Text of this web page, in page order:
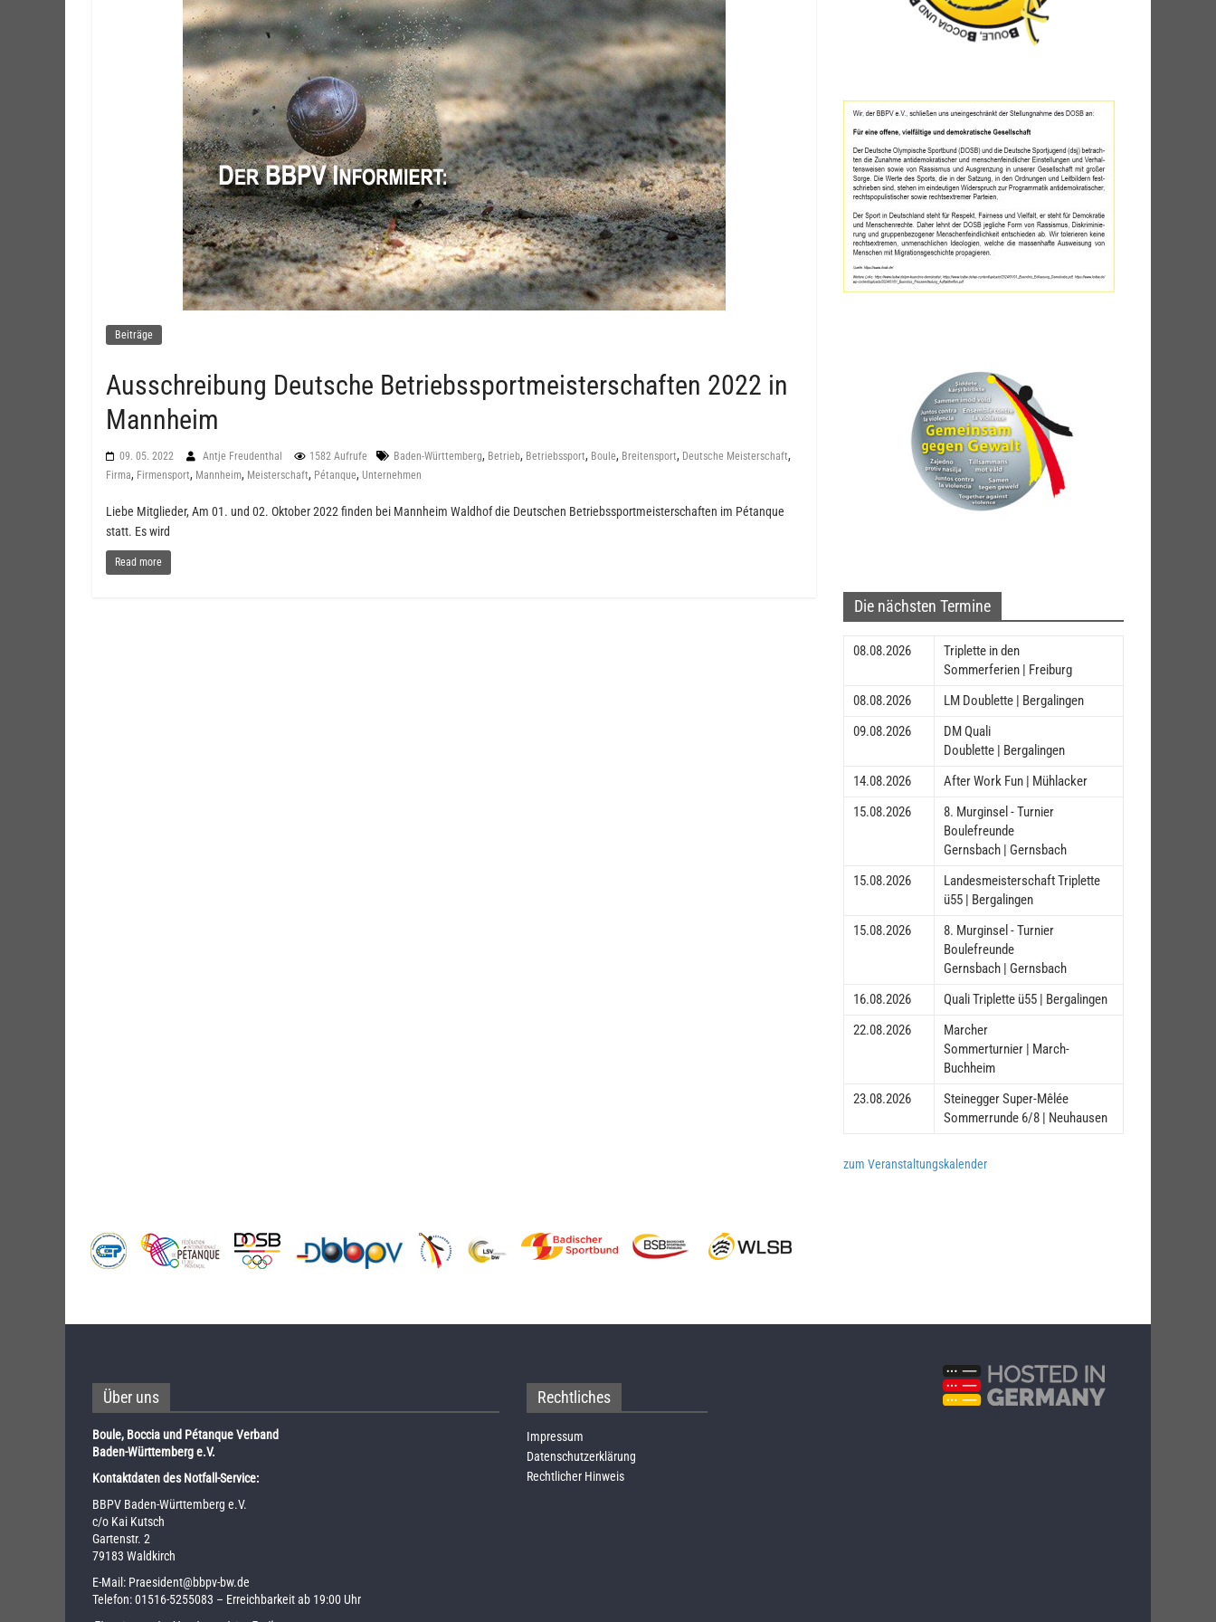
Beiträge
Ausschreibung Deutsche Betriebssportmeisterschaften 2022 in
Mannheim
09. 05. 2022 Antje Freudenthal 1582 Aufrufe Baden-Württemberg, Betrieb, Betriebssport, Boule, Breitensport, Deutsche Meisterschaft,
Firma, Firmensport, Mannheim, Meisterschaft, Pétanque, Unternehmen
Liebe Mitglieder, Am 01. und 02. Oktober 2022 finden bei Mannheim Waldhof die Deutschen Betriebssportmeisterschaften im Pétanque
statt. Es wird
Read more
Die nächsten Termine
08.08.2026
Triplette in den
Sommerferien | Freiburg
08.08.2026
LM Doublette | Bergalingen
09.08.2026
DM Quali
Doublette | Bergalingen
14.08.2026
After Work Fun | Mühlacker
15.08.2026
8. Murginsel - Turnier
Boulefreunde
Gernsbach | Gernsbach
15.08.2026
Landesmeisterschaft Triplette
ü55 | Bergalingen
15.08.2026
8. Murginsel - Turnier
Boulefreunde
Gernsbach | Gernsbach
16.08.2026
Quali Triplette ü55 | Bergalingen
22.08.2026
Marcher
Sommerturnier | March-
Buchheim
23.08.2026
Steinegger Super-Mêlée
Sommerrunde 6/8 | Neuhausen
zum Veranstaltungskalender
Über uns
Boule, Boccia und Pétanque Verband
Baden-Württemberg e.V.
Kontaktdaten des Notfall-Service:
BBPV Baden-Württemberg e.V.
c/o Kai Kutsch
Gartenstr. 2
79183 Waldkirch
E-Mail: Praesident@bbpv-bw.de
Telefon:01516-5255083 – Erreichbarkeit ab 19:00 Uhr
Rechtliches
Impressum
Datenschutzerklärung
Rechtlicher Hinweis